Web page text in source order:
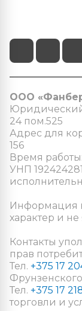
ООО
Юридический
24 пом.525
Адрес для
156
Время
УНП
Информация
характер и
Контакты
прав
Тел. +375 17
Тел. +375 17
торговли и